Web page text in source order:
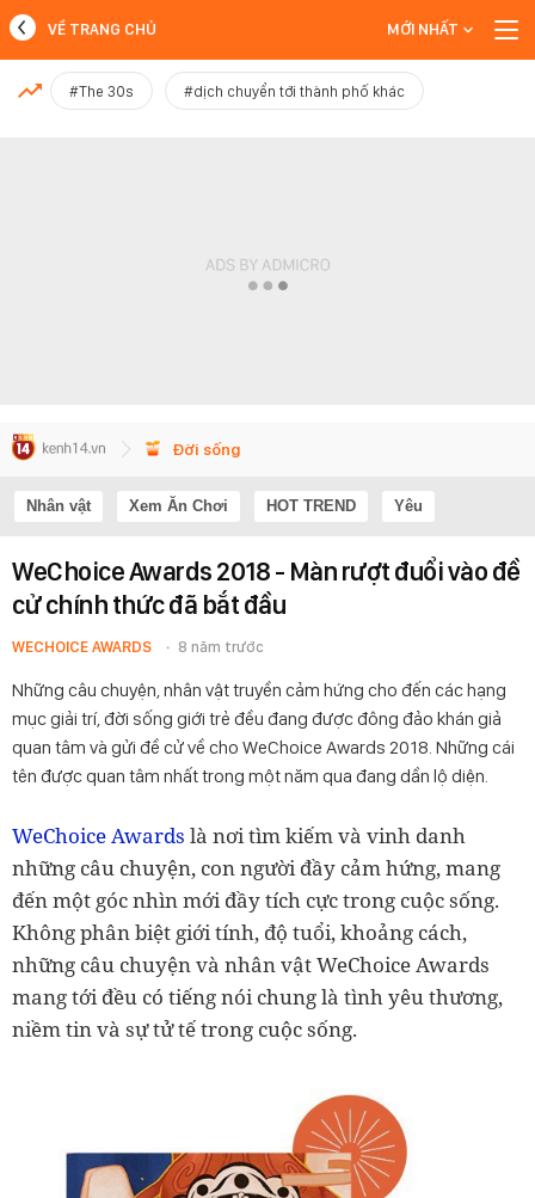
MỚI NHẤT
VỀ TRANG CHỦ MỚI NHẤT
#The 30s #dịch chuyển tới thành phố khác
Đời sống
Nhân vật Xem Ăn Chơi HOT TREND Yêu
WeChoice Awards 2018 - Màn rượt đuổi vào đề
cử chính thức đã bắt đầu
WECHOICE AWARDS 8 năm trước
Những câu chuyện, nhân vật truyền cảm hứng cho đến các hạng
mục giải trí, đời sống giới trẻ đều đang được đông đảo khán giả
quan tâm và gửi đề cử về cho WeChoice Awards 2018. Những cái
tên được quan tâm nhất trong một năm qua đang dần lộ diện.
WeChoice Awards là nơi tìm kiếm và vinh danh
những câu chuyện, con người đầy cảm hứng, mang
đến một góc nhìn mới đầy tích cực trong cuộc sống.
Không phân biệt giới tính, độ tuổi, khoảng cách,
những câu chuyện và nhân vật WeChoice Awards
mang tới đều có tiếng nói chung là tình yêu thương,
niềm tin và sự tử tế trong cuộc sống.